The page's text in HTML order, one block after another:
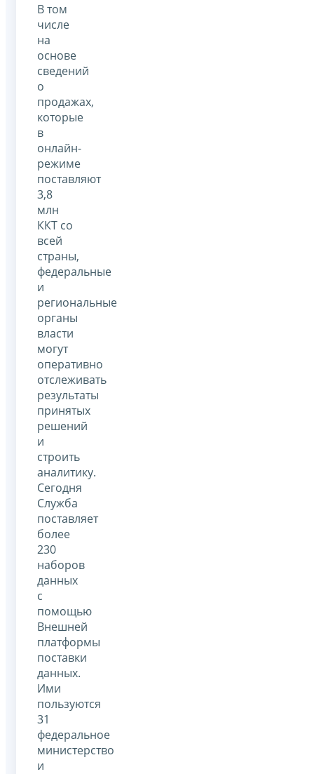
В том
числе
на
основе
сведений
о
продажах,
которые
в
онлайн-
режиме
поставляют
3,8
млн
ККТ со
всей
страны,
федеральные
и
региональные
органы
власти
могут
оперативно
отслеживать
результаты
принятых
решений
и
строить
аналитику.
Сегодня
Служба
поставляет
более
230
наборов
данных
с
помощью
Внешней
платформы
поставки
данных.
Ими
пользуются
31
федеральное
министерство
и